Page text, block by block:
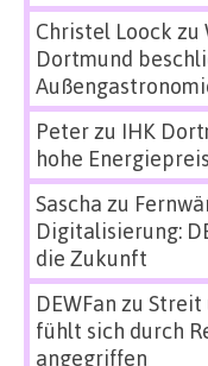
Christel Loock zu
Dortmund
Peterzu IHK
hohe
Sascha zu
Digitalisierung:
die Zukunft
DEWFan zu Streit
fühlt sich durch
angegriffen